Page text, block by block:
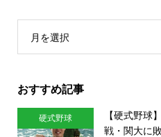
月を選択
おすすめ記事
硬式野球
【硬式野球
戦・関大に